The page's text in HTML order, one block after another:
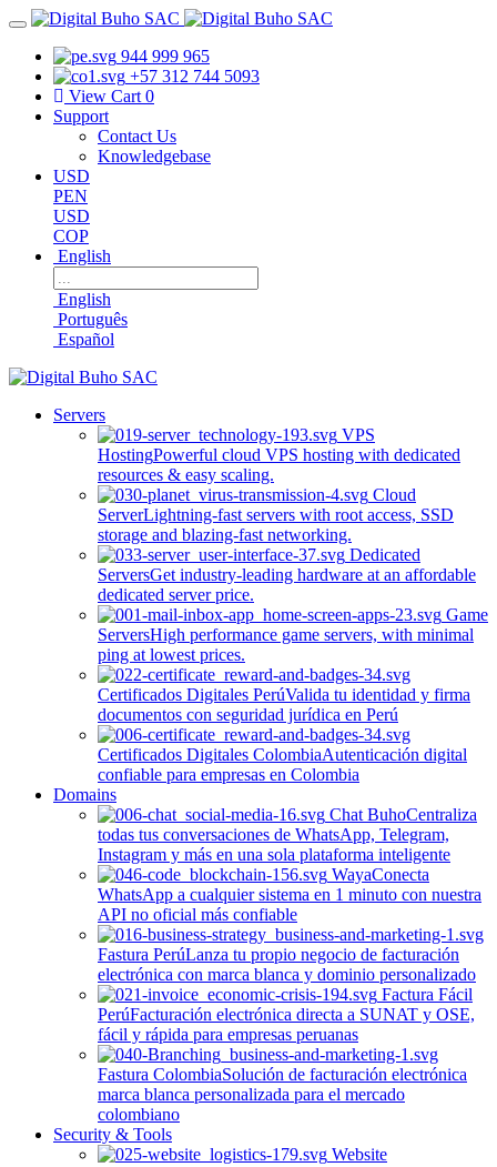
944 999 965
+57 312 744 5093
View Cart 0
Support
Contact Us
Knowledgebase
USD
PEN
USD
COP
English
English
Português
Español
Servers
VPS
HostingPowerful cloud VPS hosting with dedicated
resources & easy scaling.
Cloud
ServerLightning-fast servers with root access, SSD
storage and blazing-fast networking.
Dedicated
ServersGet industry-leading hardware at an affordable
dedicated server price.
Game
ServersHigh performance game servers, with minimal
ping at lowest prices.
Certificados Digitales PerúValida tu identidad y firma
documentos con seguridad jurídica en Perú
Certificados Digitales ColombiaAutenticación digital
confiable para empresas en Colombia
Domains
Chat BuhoCentraliza
todas tus conversaciones de WhatsApp, Telegram,
Instagram y más en una sola plataforma inteligente
WayaConecta
WhatsApp a cualquier sistema en 1 minuto con nuestra
API no oficial más confiable
Fastura PerúLanza tu propio negocio de facturación
electrónica con marca blanca y dominio personalizado
Factura Fácil
PerúFacturación electrónica directa a SUNAT y OSE,
fácil y rápida para empresas peruanas
Fastura ColombiaSolución de facturación electrónica
marca blanca personalizada para el mercado
colombiano
Security & Tools
Website